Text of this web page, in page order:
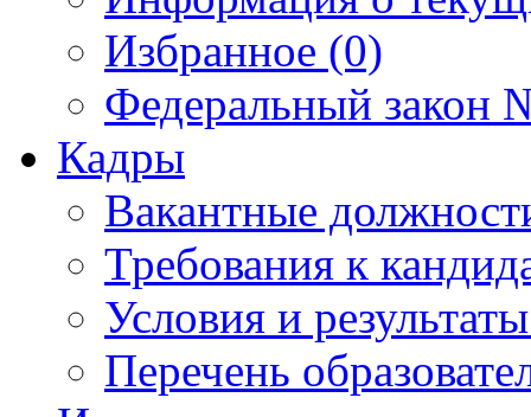
Избранное (0)
Федеральный закон
Кадры
Вакантные
Требования к
Условия и
Перечень